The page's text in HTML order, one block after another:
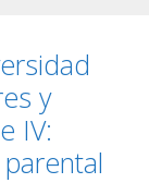
y
IV: